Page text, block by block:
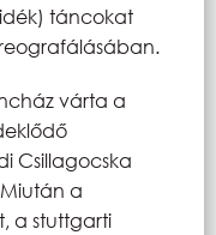
táncokat
várta a
Csillagocska
a
a stuttgarti